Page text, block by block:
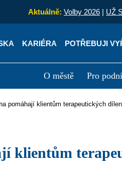
Aktuálně: Volby 2026 | UŽ
KARIÉRA POTŘEBUJI
O městě Pro
deska
pomáhají klientům terapeutických dílen